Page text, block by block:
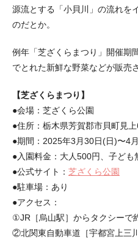
源流とする「小貝川」の流れを
のだとか。
例年「芝ざくらまつり」開催期
でとれた新鮮な野菜などが販売
【芝ざくらまつり】
●会場：芝ざくら公園
●住所：栃木県芳賀郡市貝町見上
●期間：2025年3月30日(日)〜4
●入園料金：大人500円、子ども
●公式サイト： 芝ざくら公園
●駐車場：あり
●アクセス：
①JR［烏山駅］からタクシーで
②北関東自動車道［宇都宮上三